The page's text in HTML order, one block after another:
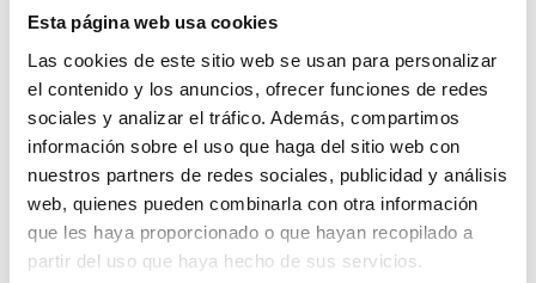
Esta página web usa cookies
Las cookies de este sitio web se usan para personalizar
el contenido y los anuncios, ofrecer funciones de redes
sociales y analizar el tráfico. Además, compartimos
información sobre el uso que haga del sitio web con
nuestros partners de redes sociales, publicidad y análisis
web, quienes pueden combinarla con otra información
que les haya proporcionado o que hayan recopilado a
partir del uso que haya hecho de sus servicios.
Deja una respuesta
Tu dirección de correo electrónico no será publicada. Los campos
obligatorios están marcados con*